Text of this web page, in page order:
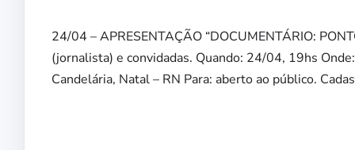
24/04 – APRESENTAÇÃO “DOCUMENTÁRIO:
(jornalista) e convidadas. Quando: 24/04, 19hs
Candelária, Natal – RN Para: aberto ao público.